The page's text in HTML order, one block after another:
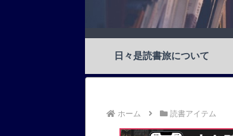
日々是読書旅について
ホーム 読書アイテム